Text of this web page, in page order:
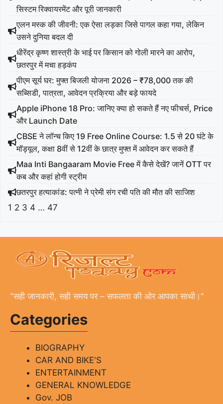
सिस्टम रिक्वायरमेंट और पूरी जानकारी
एलन मस्क की जीवनी: एक ऐसा लड़का जिसे पागल कहा गया, लेकिन
उसने दुनिया बदल दी
धीरेंद्र कृष्ण शास्त्री के भाई पर किसान को गोली मारने का आरोप,
छतरपुर में मचा हड़कंप
पीएम सूर्य घर: मुफ्त बिजली योजना 2026 – ₹78,000 तक की
सब्सिडी, पात्रता, आवेदन प्रक्रिया और बड़े फायदे
Apple iPhone 18 Pro: जानिए क्या हो सकते हैं नए फीचर्स, Price
और Launch Date
CBSE ने लॉन्च किए 19 Free Online Course: 1.5 से 20 घंटे के
मॉड्यूल, कक्षा 8वीं से 12वीं के छात्र मुफ्त में आवेदन कर सकते हैं
Maa Inti Bangaaram Movie Free में कैसे देखें? जानें OTT पर
कब और कहां होगी स्ट्रीम
छतरपुर हत्याकांड: पत्नी ने प्रेमी संग रची पति की मौत की साजिश
1 2 3 4 … 47
"सही जानकारी, सही समय पर – सफलता की ओर आपका साथी।"
Categories
BIOGRAPHY
CAR AND BIKE'S
ENTERTAINMENT
GENERAL KNOWLEDGE
Gov. JOB